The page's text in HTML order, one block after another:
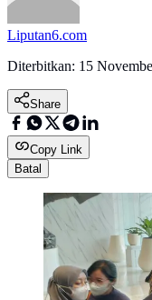
Liputan6.com
Diterbitkan: 15
Share
Copy Link
Batal